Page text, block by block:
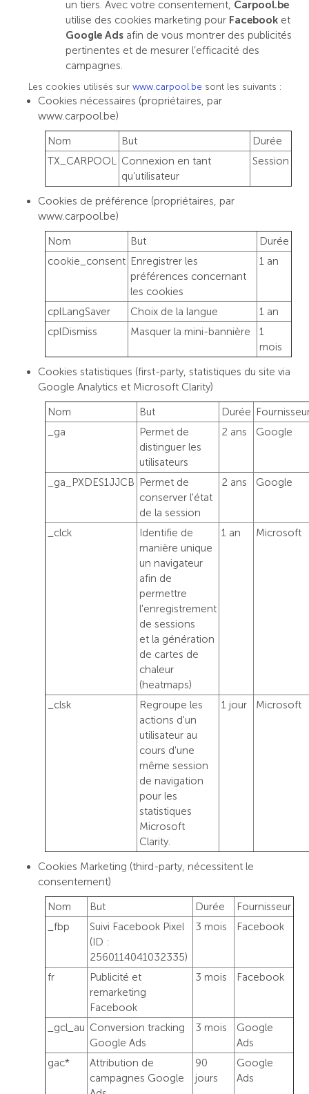
un tiers. Avec votre consentement, Carpool.be
utilise des cookies marketing pour Facebook et
Google Ads afin de vous montrer des publicités
pertinentes et de mesurer l’efficacité des
campagnes.
Les cookies utilisés sur www.carpool.be sont les suivants :
Cookies nécessaires (propriétaires, par
www.carpool.be)
Nom
But
Durée
TX_CARPOOL Connexion en tant
qu’utilisateur
Session
Cookies de préférence (propriétaires, par
www.carpool.be)
Nom
But
Durée
cookie_consent Enregistrer les
préférences concernant
les cookies
1 an
cplLangSaver Choix de la langue
1 an
cplDismiss
Masquer la mini-bannière
1
mois
Cookies statistiques (first-party, statistiques du site via
Google Analytics et Microsoft Clarity)
Nom
But Durée
_ga
Permet de
distinguer les
utilisateurs
2 ans Google
_ga_PXDES1JJCB Permet de
conserver l'état
de la session
2 ans Google
_clck
Identifie de
manière unique
un navigateur
afin de
permettre
l'enregistrement
de sessions
et la génération
de cartes de
chaleur
(heatmaps)
1 an Microsoft
_clsk
Regroupe les
actions d'un
utilisateur au
cours d'une
même session
de navigation
pour les
statistiques
Microsoft
Clarity.
1 jour Microsoft
Cookies Marketing (third-party, nécessitent le
consentement)
Nom
But Durée
Fournisseur
_fbp
Suivi Facebook Pixel
(ID :
2560114041032335)
3 mois Facebook
fr
Publicité et
remarketing
Facebook
3 mois Facebook
_gcl_au Conversion tracking
Google Ads
3 mois
Google
Ads
gac*
Attribution de
campagnes Google
90
jours
Google
Ads